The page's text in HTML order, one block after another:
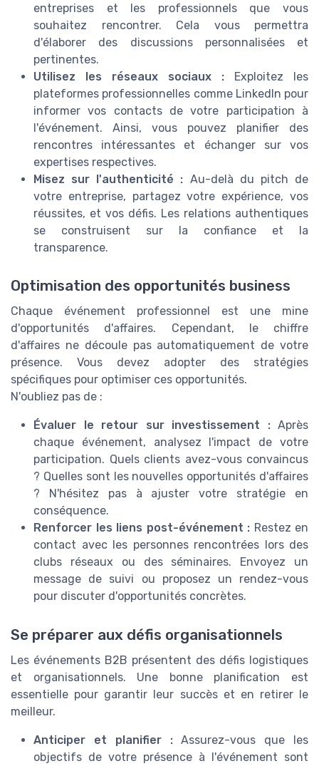
entreprises et les professionnels que vous
souhaitez rencontrer. Cela vous permettra
d'élaborer des discussions personnalisées et
pertinentes.
Utilisez les réseaux sociaux : Exploitez les
plateformes professionnelles comme LinkedIn pour
informer vos contacts de votre participation à
l'événement. Ainsi, vous pouvez planifier des
rencontres intéressantes et échanger sur vos
expertises respectives.
Misez sur l'authenticité : Au-delà du pitch de
votre entreprise, partagez votre expérience, vos
réussites, et vos défis. Les relations authentiques
se construisent sur la confiance et la
transparence.
Optimisation des opportunités business
Chaque événement professionnel est une mine
d'opportunités d'affaires. Cependant, le chiffre
d'affaires ne découle pas automatiquement de votre
présence. Vous devez adopter des stratégies
spécifiques pour optimiser ces opportunités.
N'oubliez pas de :
Évaluer le retour sur investissement :Après
chaque événement, analysez l'impact de votre
participation. Quels clients avez-vous convaincus
? Quelles sont les nouvelles opportunités d'affaires
? N'hésitez pas à ajuster votre stratégie en
conséquence.
Renforcer les liens post-événement : Restez en
contact avec les personnes rencontrées lors des
clubs réseaux ou des séminaires. Envoyez un
message de suivi ou proposez un rendez-vous
pour discuter d'opportunités concrètes.
Se préparer aux défis organisationnels
Les événements B2B présentent des défis logistiques
et organisationnels. Une bonne planification est
essentielle pour garantir leur succès et en retirer le
meilleur.
Anticiper et planifier :Assurez-vous que les
objectifs de votre présence à l'événement sont